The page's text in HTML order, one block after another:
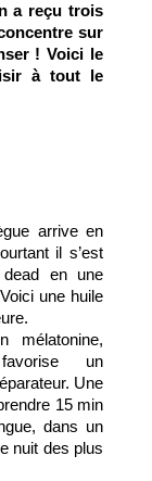
a reçu trois
sur
! Voici le
à tout le
arrive en
il s’est
en une
une huile
mélatonine,
un
Une
15 min
dans un
nuit des plus